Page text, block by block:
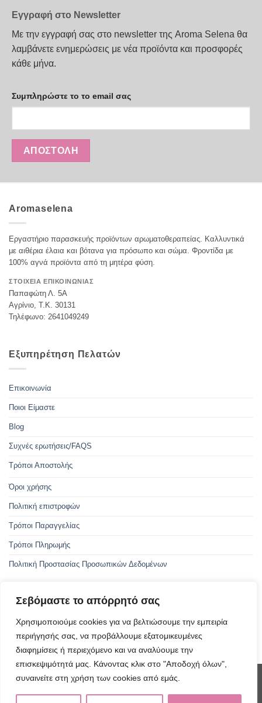
Σεβόμαστε το απόρρητό σας
Χρησιμοποιούμε cookies για να βελτιώσουμε την εμπειρία
περιήγησής σας, να προβάλλουμε εξατομικευμένες
διαφημίσεις ή περιεχόμενο και να αναλύουμε την
επισκεψιμότητά μας. Κάνοντας κλικ στο "Αποδοχή όλων",
συναινείτε στη χρήση των cookies από εμάς.
Εγγραφή στο Newsletter
Με την εγγραφή σας στο newsletter της Aroma Selena θα
λαμβάνετε ενημερώσεις με νέα προϊόντα και προσφορές
κάθε μήνα.
Συμπληρώστε το το email σας
Aromaselena
Εργαστήριο παρασκευής προϊόντων αρωματοθεραπείας. Καλλυντικά
με αιθέρια έλαια και βότανα για πρόσωπο και σώμα. Φροντίδα με
100% αγνά προϊόντα από τη μητέρα φύση.
ΣΤΟΙΧΕΙΑ ΕΠΙΚΟΙΝΩΝΙΑΣ
Παπαφώτη Λ. 5Α
Αγρίνιο, Τ.Κ. 30131
Τηλέφωνο: 2641049249
Εξυπηρέτηση Πελατών
Επικοινωνία
Ποιοι Είμαστε
Blog
Συχνές ερωτήσεις/FAQS
Τρόποι Αποστολής
Όροι χρήσης
Πολιτική επιστροφών
Τρόποι Παραγγελίας
Τρόποι Πληρωμής
Πολιτική Προστασίας Προσωπικών Δεδομένων
Με την συγχρηματοδότηση της Ελλάδας και της Ευρωπαϊκής Ένωσης
ΑμεΑ - Οδηγός προσβασιμότητας
Visa PayPal MasterCardCash
On